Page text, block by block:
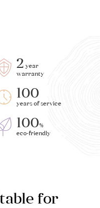
2 year
warranty
100
years of service
100%
eco-friendly
for